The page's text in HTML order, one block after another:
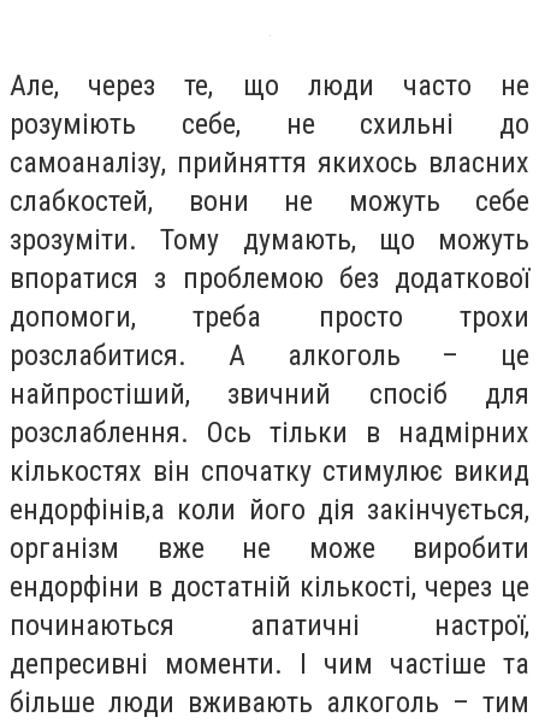
Але, через те, що люди часто не
розуміють себе, не схильні до
самоаналізу, прийняття якихось власних
слабкостей, вони не можуть себе
зрозуміти. Тому думають, що можуть
впоратися з проблемою без додаткової
допомоги, треба просто трохи
розслабитися. А алкоголь – це
найпростіший, звичний спосіб для
розслаблення. Ось тільки в надмірних
кількостях він спочатку стимулює викид
ендорфінів,а коли його дія закінчується,
організм вже не може виробити
ендорфіни в достатній кількості, через це
починаються апатичні настрої,
депресивні моменти. І чим частіше та
більше люди вживають алкоголь – тим